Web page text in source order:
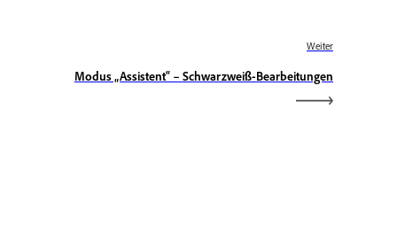
Weiter
Modus „Assistent“ – Schwarzweiß-Bearbeitungen